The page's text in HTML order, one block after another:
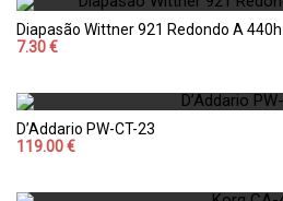
Diapasão Wittner 921 Redondo A
7.30 €
D’Addario PW-CT-23
119.00 €